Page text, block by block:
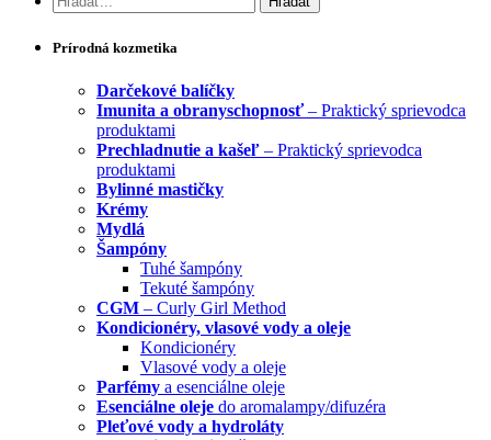
Prírodná kozmetika
Darčekové balíčky
Imunita a obranyschopnosť– Praktický sprievodca
produktami
Prechladnutie a kašeľ – Praktický sprievodca
produktami
Bylinné mastičky
Krémy
Mydlá
Šampóny
Tuhé šampóny
Tekuté šampóny
CGM – Curly Girl Method
Kondicionéry, vlasové vody a oleje
Kondicionéry
Vlasové vody a oleje
Parfémy a esenciálne oleje
Esenciálne oleje do aromalampy/difuzéra
Pleťové vody a hydroláty